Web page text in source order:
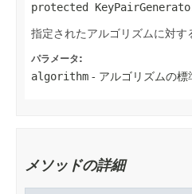
protected
指定されたアルゴリズムに対
パラメータ:
algorithm - アルゴリズムの標
メソッドの詳細